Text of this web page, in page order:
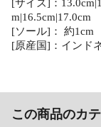
[サイズ]：
m|16.5cm|17.0cm
[ソール]： 約1cm
[原産国]：インド
この商品のカ